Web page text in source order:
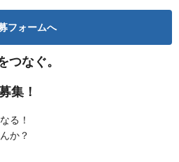
フォームへ
つなぐ。
集！
る！
か？